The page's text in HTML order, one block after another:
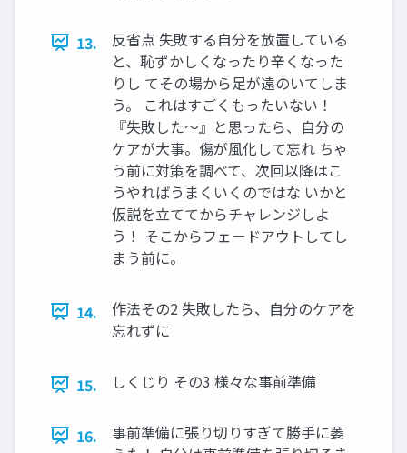
13.
反省点 失敗する自分を放置している
と、恥ずかしくなったり辛くなった
りし てその場から足が遠のいてしま
う。 これはすごくもったいない！
『失敗した〜』と思ったら、自分の
ケアが大事。傷が風化して忘れ ちゃ
う前に対策を調べて、次回以降はこ
うやればうまくいくのではな いかと
仮説を立ててからチャレンジしよ
う！ そこからフェードアウトしてし
まう前に。
14.
作法その2 失敗したら、自分のケアを
忘れずに
15. しくじり その3 様々な事前準備
16.
事前準備に張り切りすぎて勝手に萎